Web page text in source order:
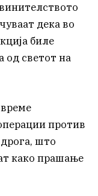
дека во
биле
од светот на
против
што
како прашање